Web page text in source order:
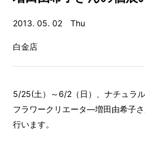
2013. 05. 02 Thu
白金店
5/25(土）～6/2（日）、ナチュラ
フラワークリエータ―増田由希子
行います。